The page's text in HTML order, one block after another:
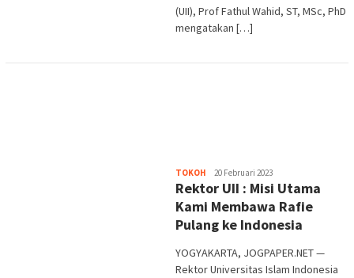
(UII), Prof Fathul Wahid, ST, MSc, PhD
mengatakan […]
TOKOH Heri
Purwata
20 Februari 2023
Rektor UII : Misi Utama
Kami Membawa Rafie
Pulang ke Indonesia
YOGYAKARTA, JOGPAPER.NET —
Rektor Universitas Islam Indonesia